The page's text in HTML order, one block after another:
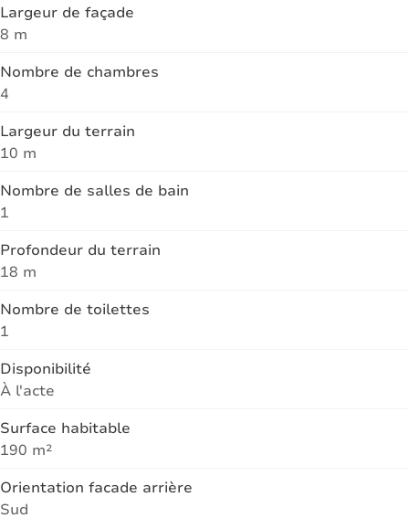
Largeur de façade
8 m
Nombre de chambres
4
Largeur du terrain
10 m
Nombre de salles de bain
1
Profondeur du terrain
18 m
Nombre de toilettes
1
Disponibilité
À l'acte
Surface habitable
190 m²
Orientation facade arrière
Sud